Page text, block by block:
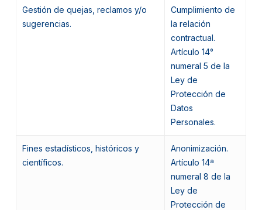
Gestión de quejas, reclamos y/o
sugerencias.
Cumplimiento de
la relación
contractual.
Artículo 14°
numeral 5 de la
Ley de
Protección de
Datos
Personales.
Fines estadísticos, históricos y
científicos.
Anonimización.
Artículo 14ª
numeral 8 de la
Ley de
Protección de